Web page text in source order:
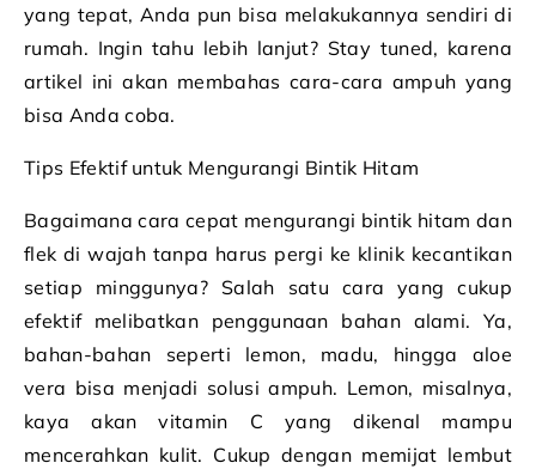
yang tepat, Anda pun bisa melakukannya sendiri di
rumah. Ingin tahu lebih lanjut? Stay tuned, karena
artikel ini akan membahas cara-cara ampuh yang
bisa Anda coba.
Tips Efektif untuk Mengurangi Bintik Hitam
Bagaimana cara cepat mengurangi bintik hitam dan
flek di wajah tanpa harus pergi ke klinik kecantikan
setiap minggunya? Salah satu cara yang cukup
efektif melibatkan penggunaan bahan alami. Ya,
bahan-bahan seperti lemon, madu, hingga aloe
vera bisa menjadi solusi ampuh. Lemon, misalnya,
kaya akan vitamin C yang dikenal mampu
mencerahkan kulit. Cukup dengan memijat lembut